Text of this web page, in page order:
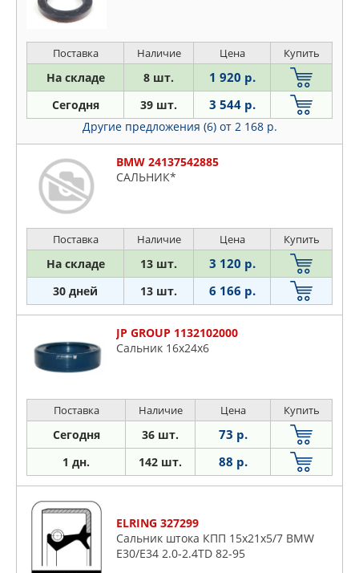
Поставка Наличие Цена Купить
На складе 8 шт. 1 920 р.
Сегодня 39 шт. 3 544 р.
Другие предложения (6) от 2 168 р.
BMW 24137542885
САЛЬНИК*
Поставка Наличие Цена Купить
На складе 13 шт. 3 120 р.
30 дней 13 шт. 6 166 р.
JP GROUP 1132102000
Сальник 16x24x6
Поставка Наличие Цена Купить
Сегодня 36 шт. 73 р.
1 дн. 142 шт. 88 р.
ELRING 327299
Сальник штока КПП 15x21x5/7 BMW
E30/E34 2.0-2.4TD 82-95